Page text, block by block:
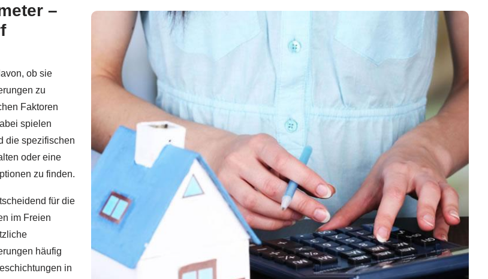
–
ob sie
zu
Faktoren
spielen
die spezifischen
oder eine
zu finden.
für die
im Freien
häufig
in